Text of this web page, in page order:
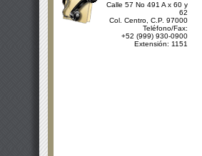
Calle 57 No 491 A x 60 y
62
Col. Centro, C.P. 97000
Teléfono/Fax:
+52 (999) 930-0900
Extensión: 1151